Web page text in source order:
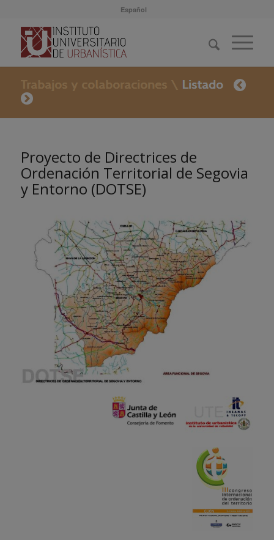
Español
Proyecto de Directrices de
Ordenación Territorial de Segovia
y Entorno (DOTSE)